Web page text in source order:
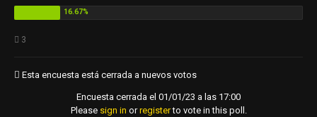
3
Esta encuesta está cerrada a nuevos votos
Please sign in orregisterto vote in this poll.
Encuesta cerrada el 01/01/23 a las 17:00